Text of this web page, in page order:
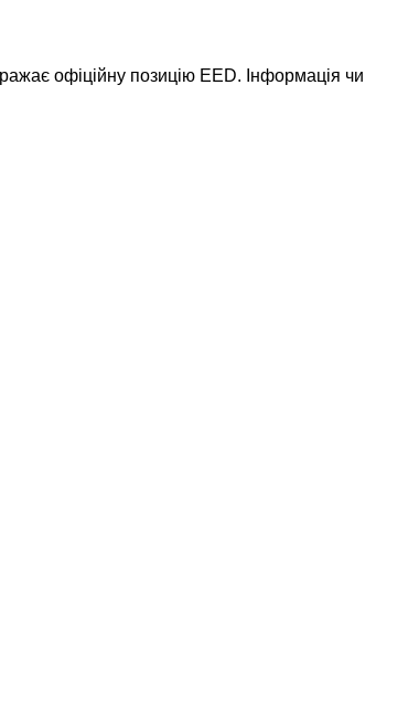
офіційну позицію EED. Інформація чи